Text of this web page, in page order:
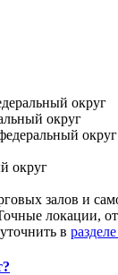
округ
округ
округ
залов и
локации,
в